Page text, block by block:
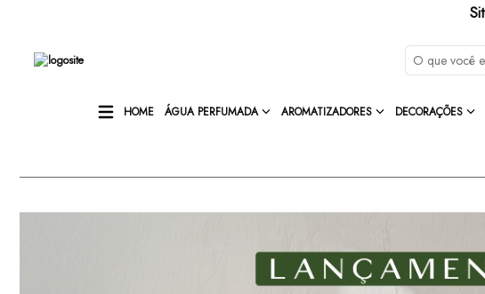
HOME ÁGUA PERFUMADA AROMATIZADORES DECORAÇÕES